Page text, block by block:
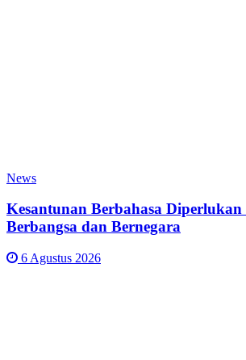
News
Kesantunan Berbahasa
Berbangsa dan Bernegara
6 Agustus 2026